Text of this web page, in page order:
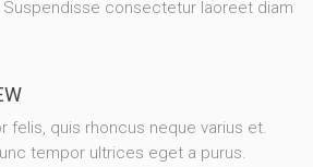
consectetur laoreet diam
felis, quis rhoncus neque varius et.
tempor ultrices eget a purus.